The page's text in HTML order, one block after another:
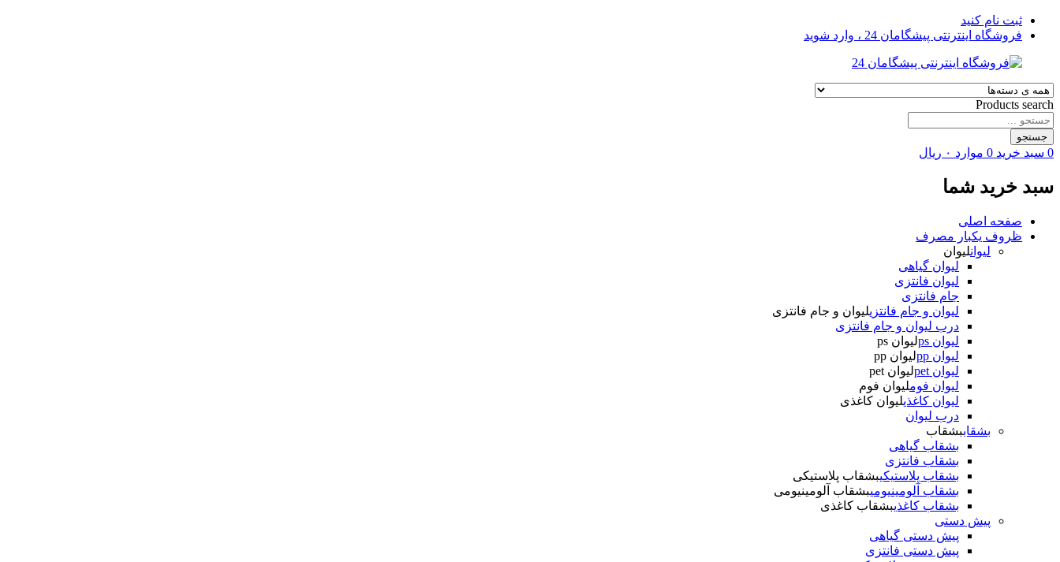
ثبت نام کنید
فروشگاه اینترنتی پیشگامان 24 ، وارد شوید
Products search
جستجو
0 سبد خرید 0 موارد ۰ ریال
سبد خرید شما
صفحه اصلی
ظروف یکبار مصرف
لیوانلیوان
لیوان گیاهی
لیوان فانتزی
جام فانتزی
لیوان و جام فانتزیلیوان و جام فانتزی
درب لیوان و جام فانتزی
لیوان ps
لیوان ps
لیوان pp
لیوان pp
لیوان pet
لیوان pet
لیوان فوملیوان فوم
لیوان کاغذیلیوان کاغذی
درب لیوان
بشقاببشقاب
بشقاب گیاهی
بشقاب فانتزی
بشقاب پلاستیکیبشقاب پلاستیکی
بشقاب آلومینیومیبشقاب آلومینیومی
بشقاب کاغذیبشقاب کاغذی
پیش دستی
پیش دستی گیاهی
پیش دستی فانتزی